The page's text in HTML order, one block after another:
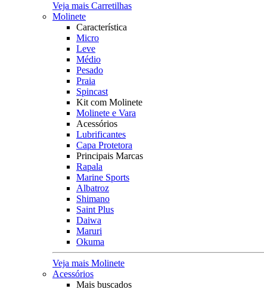
Veja mais Carretilhas
Molinete
Característica
Micro
Leve
Médio
Pesado
Praia
Spincast
Kit com Molinete
Molinete e Vara
Acessórios
Lubrificantes
Capa Protetora
Principais Marcas
Rapala
Marine Sports
Albatroz
Shimano
Saint Plus
Daiwa
Maruri
Okuma
Veja mais Molinete
Acessórios
Mais buscados